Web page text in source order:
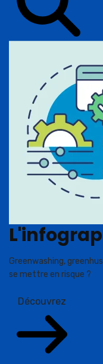
Greenwashing,
se mettre en risque ?
Découvrez